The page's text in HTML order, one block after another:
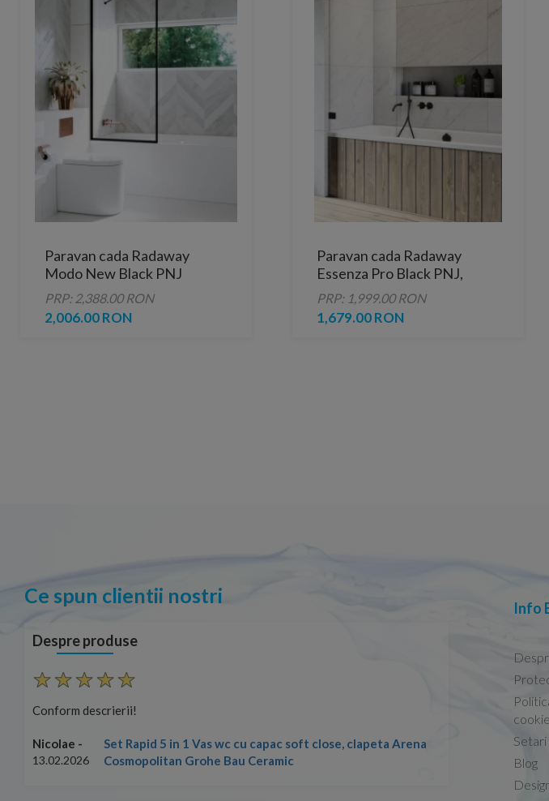
Paravan cada Radaway
Modo New Black PNJ
Frame, un element fix,
80xH150 cm
PRP: 2,388.00 RON
2,006.00 RON
Paravan cada Radaway
Essenza Pro Black PNJ,
60xH150 cm
PRP: 1,999.00 RON
1,679.00 RON
Ce spun clientii nostri
Despre produse
Conform descrierii!
Nicolae -
13.02.2026
Set Rapid 5 in 1 Vas wc cu capac soft close, clapeta Arena
Cosmopolitan Grohe Bau Ceramic
Conform descrierii!
13.02.2026
Info
Blog